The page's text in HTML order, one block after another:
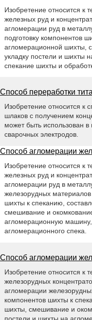
Изобретение относится к
железных руд и
агломерации руд в
подготовку компонентов
агломерационной шихты,
укладку постели и шихты
спекание шихты и
Способ переработки
Изобретение относится к
шлаков с получением
может быть использован в
сварочных электродов.
Способ агломерации
Изобретение относится к
железных руд и
агломерации руд в
железорудных материалов
шихты к спеканию,
смешивание и
агломерационную
агломерационного спека.
Способ агломерации
Изобретение относится к
железорудных
агломерации
компонентов шихты к
шихты, смешивание и